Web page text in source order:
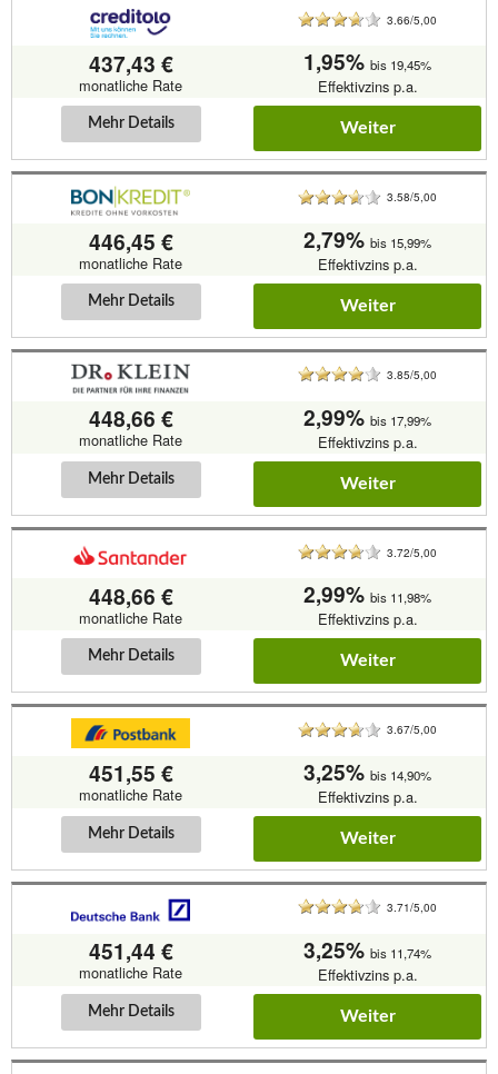
3.66/5,00
437,43 €
monatliche Rate
1,95% bis 19,45%
Effektivzins p.a.
Mehr Details Weiter
3.58/5,00
446,45 €
monatliche Rate
2,79% bis 15,99%
Effektivzins p.a.
Mehr Details Weiter
3.85/5,00
448,66 €
monatliche Rate
2,99% bis 17,99%
Effektivzins p.a.
Mehr Details Weiter
3.72/5,00
448,66 €
monatliche Rate
2,99% bis 11,98%
Effektivzins p.a.
Mehr Details Weiter
3.67/5,00
451,55 €
monatliche Rate
3,25% bis 14,90%
Effektivzins p.a.
Mehr Details Weiter
3.71/5,00
451,44 €
monatliche Rate
3,25% bis 11,74%
Effektivzins p.a.
Mehr Details Weiter